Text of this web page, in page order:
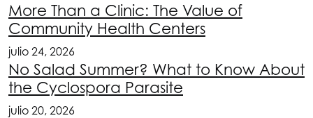
More Than a Clinic: The Value of
Community Health Centers
julio 24, 2026
No Salad Summer? What to Know About
the Cyclospora Parasite
julio 20, 2026